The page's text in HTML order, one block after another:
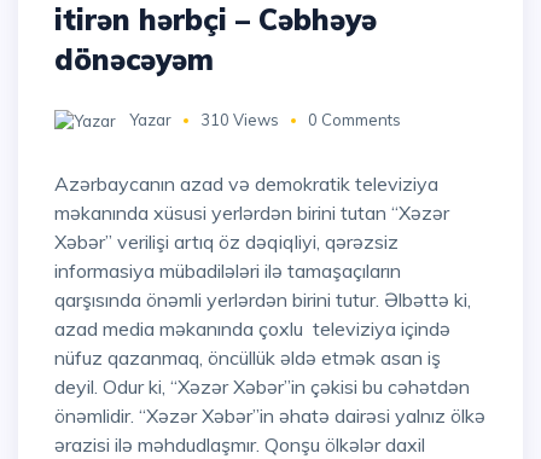
itirən hərbçi – Cəbhəyə
dönəcəyəm
Yazar 310 Views 0 Comments
Azərbaycanın azad və demokratik televiziya
məkanında xüsusi yerlərdən birini tutan “Xəzər
Xəbər” verilişi artıq öz dəqiqliyi, qərəzsiz
informasiya mübadilələri ilə tamaşaçıların
qarşısında önəmli yerlərdən birini tutur. Əlbəttə ki,
azad media məkanında çoxlu televiziya içində
nüfuz qazanmaq, öncüllük əldə etmək asan iş
deyil. Odur ki, “Xəzər Xəbər”in çəkisi bu cəhətdən
önəmlidir. “Xəzər Xəbər”in əhatə dairəsi yalnız ölkə
ərazisi ilə məhdudlaşmır. Qonşu ölkələr daxil